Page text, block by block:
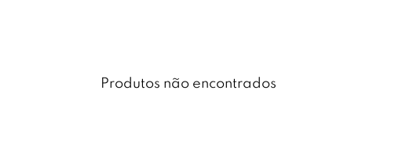
Produtos não encontrados